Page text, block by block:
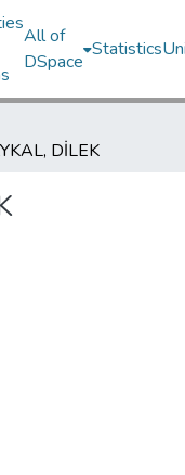
All of
DSpace
Statistics
DİLEK